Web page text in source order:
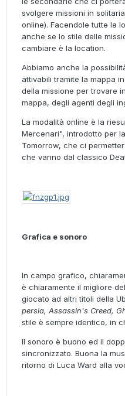
svolgere missioni in
online). Facendole tutte la
anche se lo stile delle
cambiare è la location.
Abbiamo anche la
attivabili tramite la mappa
della missione per trovare
mappa, degli agenti degli
La modalità online è la
Mercenari", introdotto per
Tomorrow, che ci
che vanno dal classico
Grafica e sonoro
In campo grafico,
è chiaramente il migliore
giocato ad altri titoli della
persia, Assassin's Creed,
stile è sempre identico, in
Il sonoro è buono ed il
sincronizzato. Buona la
ritorno di Luca Ward alla